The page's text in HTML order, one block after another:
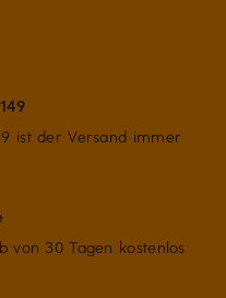
ist der Versand immer
von 30 Tagen kostenlos